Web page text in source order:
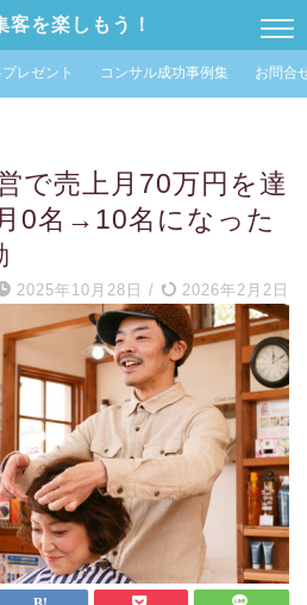
客を楽しもう！
レゼント コンサル成功事例集 お問合
で売上月70万円を達
0名→10名になった
2025年10月28日 / 2026年2月2日